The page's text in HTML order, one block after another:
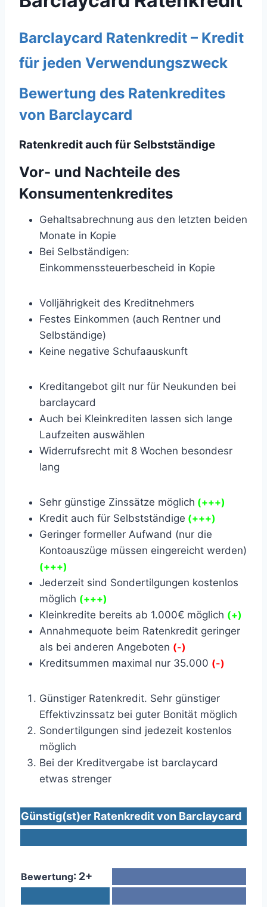
Barclaycard Ratenkredit – Kredit
für jeden Verwendungszweck
Bewertung des Ratenkredites
von Barclaycard
Ratenkredit auch für Selbstständige
Vor- und Nachteile des
Konsumentenkredites
Gehaltsabrechnung aus den letzten beiden
Monate in Kopie
Bei Selbständigen:
Einkommenssteuerbescheid in Kopie
Volljährigkeit des Kreditnehmers
Festes Einkommen (auch Rentner und
Selbständige)
Keine negative Schufaauskunft
Kreditangebot gilt nur für Neukunden bei
barclaycard
Auch bei Kleinkrediten lassen sich lange
Laufzeiten auswählen
Widerrufsrecht mit 8 Wochen besondesr
lang
Sehr günstige Zinssätze möglich (+++)
Kredit auch für Selbstständige (+++)
Geringer formeller Aufwand (nur die
Kontoauszüge müssen eingereicht werden)
(+++)
Jederzeit sind Sondertilgungen kostenlos
möglich (+++)
Kleinkredite bereits ab 1.000€ möglich (+)
Annahmequote beim Ratenkredit geringer
als bei anderen Angeboten (-)
Kreditsummen maximal nur 35.000 (-)
Günstiger Ratenkredit. Sehr günstiger
Effektivzinssatz bei guter Bonität möglich
Sondertilgungen sind jedezeit kostenlos
möglich
Bei der Kreditvergabe ist barclaycard
etwas strenger
Günstig(st)er Ratenkredit von Barclaycard
Bewertung: 2+